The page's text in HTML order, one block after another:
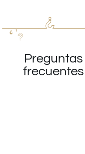
Preguntas
frecuentes